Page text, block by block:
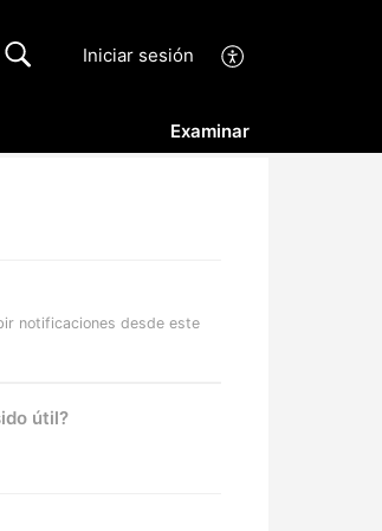
Iniciar sesión
Examinar
notificaciones desde este
útil?